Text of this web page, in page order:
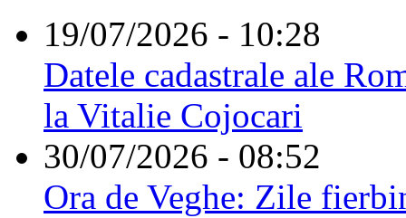
19/07/2026 - 10:28
Datele cadastrale ale
la Vitalie Cojocari
30/07/2026 - 08:52
Ora de Veghe: Zile